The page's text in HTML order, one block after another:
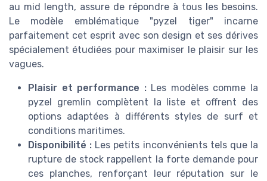
au mid length, assure de répondre à tous les besoins.
Le modèle emblématique "pyzel tiger" incarne
parfaitement cet esprit avec son design et ses dérives
spécialement étudiées pour maximiser le plaisir sur les
vagues.
Plaisir et performance : Les modèles comme la
pyzel gremlin complètent la liste et offrent des
options adaptées à différents styles de surf et
conditions maritimes.
Disponibilité : Les petits inconvénients tels que la
rupture de stock rappellent la forte demande pour
ces planches, renforçant leur réputation sur le